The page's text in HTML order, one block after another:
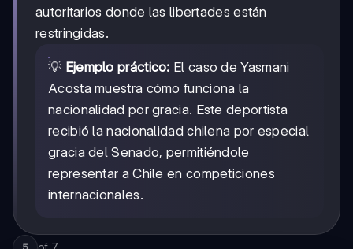
autoritarios donde las libertades están
restringidas.
💡 Ejemplo práctico: El caso de Yasmani
Acosta muestra cómo funciona la
nacionalidad por gracia. Este deportista
recibió la nacionalidad chilena por especial
gracia del Senado, permitiéndole
representar a Chile en competiciones
internacionales.